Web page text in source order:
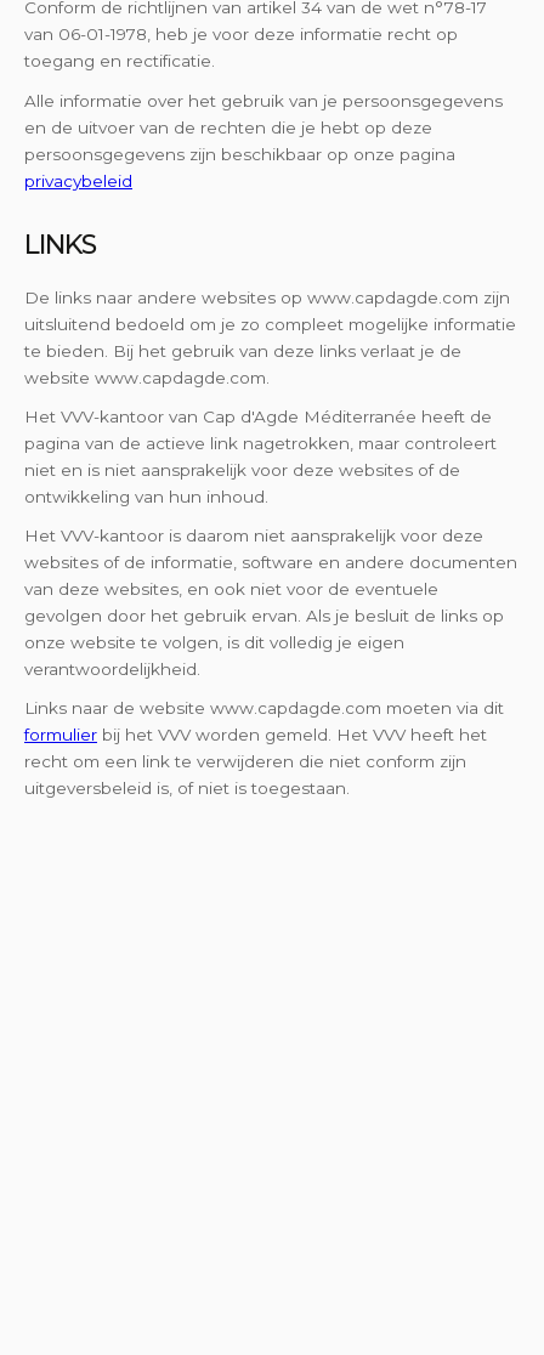
Conform de richtlijnen van artikel 34 van de wet n°78-17
van 06-01-1978, heb je voor deze informatie recht op
toegang en rectificatie.
Alle informatie over het gebruik van je persoonsgegevens
en de uitvoer van de rechten die je hebt op deze
persoonsgegevens zijn beschikbaar op onze pagina
privacybeleid
LINKS
De links naar andere websites op www.capdagde.com zijn
uitsluitend bedoeld om je zo compleet mogelijke informatie
te bieden. Bij het gebruik van deze links verlaat je de
website www.capdagde.com.
Het VVV-kantoor van Cap d'Agde Méditerranée heeft de
pagina van de actieve link nagetrokken, maar controleert
niet en is niet aansprakelijk voor deze websites of de
ontwikkeling van hun inhoud.
Het VVV-kantoor is daarom niet aansprakelijk voor deze
websites of de informatie, software en andere documenten
van deze websites, en ook niet voor de eventuele
gevolgen door het gebruik ervan. Als je besluit de links op
onze website te volgen, is dit volledig je eigen
verantwoordelijkheid.
Links naar de website www.capdagde.com moeten via dit
formulier bij het VVV worden gemeld. Het VVV heeft het
recht om een link te verwijderen die niet conform zijn
uitgeversbeleid is, of niet is toegestaan.